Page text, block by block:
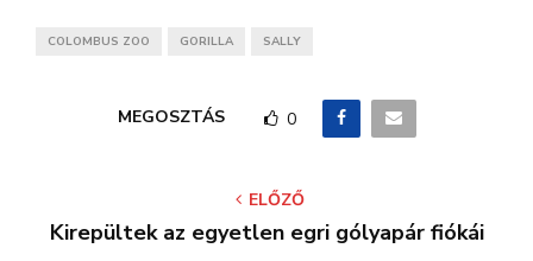
COLOMBUS ZOO GORILLA SALLY
MEGOSZTÁS 0
ELŐZŐ
Kirepültek az egyetlen egri gólyapár fiókái